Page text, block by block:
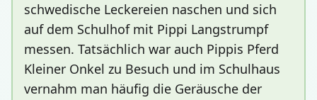
schwedische Leckereien naschen und sich
auf dem Schulhof mit Pippi Langstrumpf
messen. Tatsächlich war auch Pippis Pferd
Kleiner Onkel zu Besuch und im Schulhaus
vernahm man häufig die Geräusche der